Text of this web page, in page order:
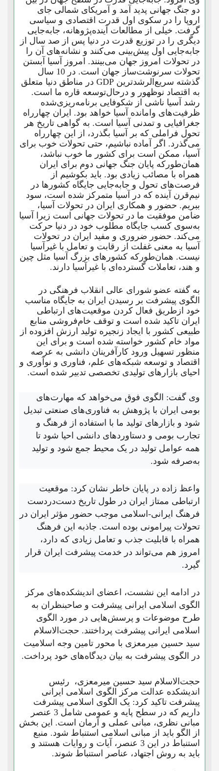
دو جنگ جهانی پدید آمد و آمریکای شمالی جای
اروپا را در سکوی اول قدرت اقتصادی و سیاسی
گرفت. خیلی از مطالعات آینده‌پژوهانه، جابه‌جایی
دیگری را در توزیع قدرت در دنیا پس از صد سال از
جابه‌جایی اول پیش‌بینی می‌کنند و نشانه‌های آن را
در تحولات امروز جهان می‌بینند. امروز آسیا آبستن
تحولات سرنوشت‌ساز جهان است. در 10 سال
گذشته سریع‌الرشدترین GDP در مناطق دنیا متعلق
به اقتصاد نوظهور و درحال‌توسعه قاره ما است.
رشد آسیا ناشی از شکوفایی برنامه‌ریزی‌شده
ظرفیت‌های وامانده آسیا خواهد بود. ایران چهارراه
جغرافیایی و تمدنی آسیا است. به گواهی تاریخ هر
تحول فراملی که بر آسیا بگذرد، از این چهارراه
می‌گذرد. اگر آماده نباشیم، حتی تحولات خوب برای
آسیا، ممکن است برای کشور ما خوب نباشد،
همان‌طورکه پایان جنگ جهانی دوم برای ایران
همراه با مصائب زیادی بود. باید بکوشیم از
فرصت‌های تحول و جابه‌جایی جایگاه کشورها در
نیم‌قرن آینده که در آسیا متمرکز شده است، سود
ببریم. حضور و همکاری ایران در تحولات آسیا،
ضامن موفقیت ما در تحولات جهانی است زیرا آسیا
به‌سوی کسب جایگاه مطلوب خود در دنیا حرکت
می‌کند. حضور ضروری و مفید ایران در تحولات
آسیا به معنی غفلت از رقابت و تعامل با غیرآسیا
نیست. همان‌طورکه کشورهای بزرگ آسیا مثل چین
و هند، تعاملات گسترده‌ای با غیرآسیا دارند.
به گفته عضو شورای عالی انقلاب فرهنگی در
الگوی پیشرفت بر رسیدن ایران به جایگاه مناسب
خود ازطریق فعال کردن موقعیت‌های ارتباطی
ایران تاکید شده است و توقف خام‌فروشی منابع
طبیعی کشور با ایجاد زنجیره تولید ارزش افزوده از
مواد خام کشور خواسته شده است و برای این
منظور تسهیل ورود کارآفرینان دانشی به عرصه
اقتصاد و توسعه شبکه‌های علم، فناوری و نوآوری و
احیای بازارهای تولیدی تخصصی تدبیر شده است.
وی گفت: الگوی فوق می‌خواهد که مهارت‌های
بومی ایران با پژوهش به فناوری‌های صنعتی تبدیل
شود و بازارهای تولید ما با استفاده از فرهنگ و
تجارب بومی و دستاوردهای دانشی احیا شود تا
همه عوامل تولید در یک محیط جمع شود و تولید
به‌صرفه شود.
واعظ زاده در پایان خاطر نشان کرد: موقعیت
ارتباطی ممتاز ایران در طول تاریخ دست‌دردست
فرهنگ ایرانی-اسلامی موجب حضور مؤثر ایران در
تحولات پیرامونی بوده است. جاذبه این فرهنگ
همراه با قابلیت جذب و تعامل زیادی که دارد،
امروز هم می‌تواند در خدمت پیشرفت ایران قرار
گیرد.
در ادامه این نشست، اعضای اندیشکده‌های مرکز
الگوی اسلامی ایرانی پیشرفت و صاحبنظران به
طرح موضوعات و پرسش‌هایی در مورد الگوی
اسلامی ایرانی پیشرفت پرداختند. حجت‌الاسلام
سید حسین میرمعزی با محور تامین وجه اسلامیت
در الگوی پیشرفت به بیان دیدگاه‌های خود پرداخت.
حجت‌الاسلام سید حسین میرمعزی، رئیس
اندیشکده عدالت مرکز الگوی اسلامی ایرانی
پیشرفت تاکید کرد: یک الگوی اسلامی پیشرفت
داریم که در سطح پایه و عمومی شامل 3 عنصر
مبانی نظری، مبانی عملی و آرمان است. این بخش
از الگو باید از مبانی اسلامی استنباط شود. منبع
استنباط در این 3 عنصر، آیات و روایات هستند و
باید به روش اجتهاد، عناصر استنباط شوند.